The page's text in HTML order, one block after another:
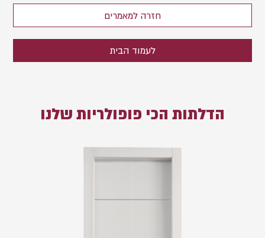
חזרה למאמרים
לעמוד הבית
הדלתות הכי פופולריות שלנו